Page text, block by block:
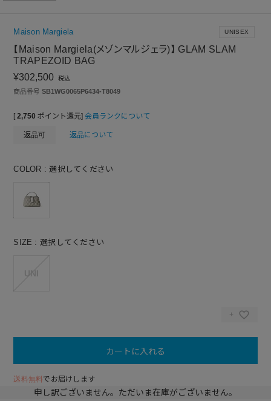
Maison Margiela
【Maison Margiela(メゾンマルジェラ)】 GLAM SLAM
TRAPEZOID BAG
¥302,500 税込
UNISEX
商品番号 SB1WG0065P6434-T8049
[ 2,750 ポイント還元] 会員ランクについて
返品可 返品について
COLOR 選択してください
SIZE 選択してください
カートに入れる
送料無料でお届けします
申し訳ございません。ただいま在庫がございません。